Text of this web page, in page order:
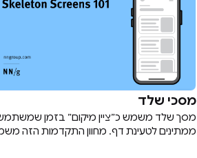

מסכי שלד
מסך שלד משמש כ״ציין מיקום״ בזמן
ממתינים לטעינת דף. מחוון התקדמות הזה